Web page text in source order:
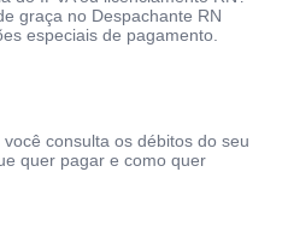
graça no Despachante RN
especiais de pagamento.
consulta os débitos do seu
quer pagar e como quer